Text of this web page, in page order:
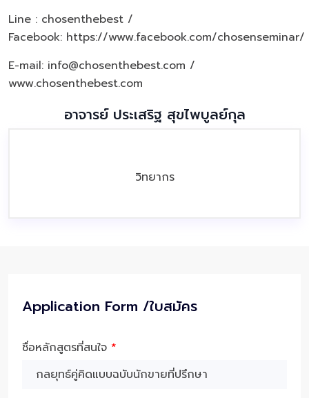
Line : chosenthebest /
Facebook: https://www.facebook.com/chosenseminar/
E-mail: info@chosenthebest.com /
www.chosenthebest.com
อาจารย์ ประเสริฐ สุขไพบูลย์กุล
วิทยากร
Application Form /ใบสมัคร
ชื่อหลักสูตรที่สนใจ *